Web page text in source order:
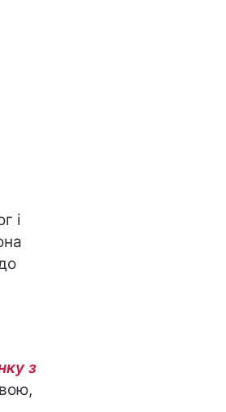
і
з